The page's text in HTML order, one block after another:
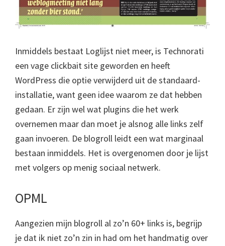
Inmiddels bestaat Loglijst niet meer, is Technorati
een vage clickbait site geworden en heeft
WordPress die optie verwijderd uit de standaard-
installatie, want geen idee waarom ze dat hebben
gedaan. Er zijn wel wat plugins die het werk
overnemen maar dan moet je alsnog alle links zelf
gaan invoeren. De blogroll leidt een wat marginaal
bestaan inmiddels. Het is overgenomen door je lijst
met volgers op menig sociaal netwerk.
OPML
Aangezien mijn blogroll al zo’n 60+ links is, begrijp
je dat ik niet zo’n zin in had om het handmatig over